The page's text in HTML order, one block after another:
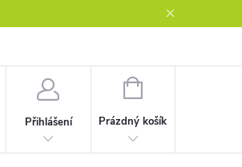
Přihlášení
NÁKUPNÍ
Prázdný košík